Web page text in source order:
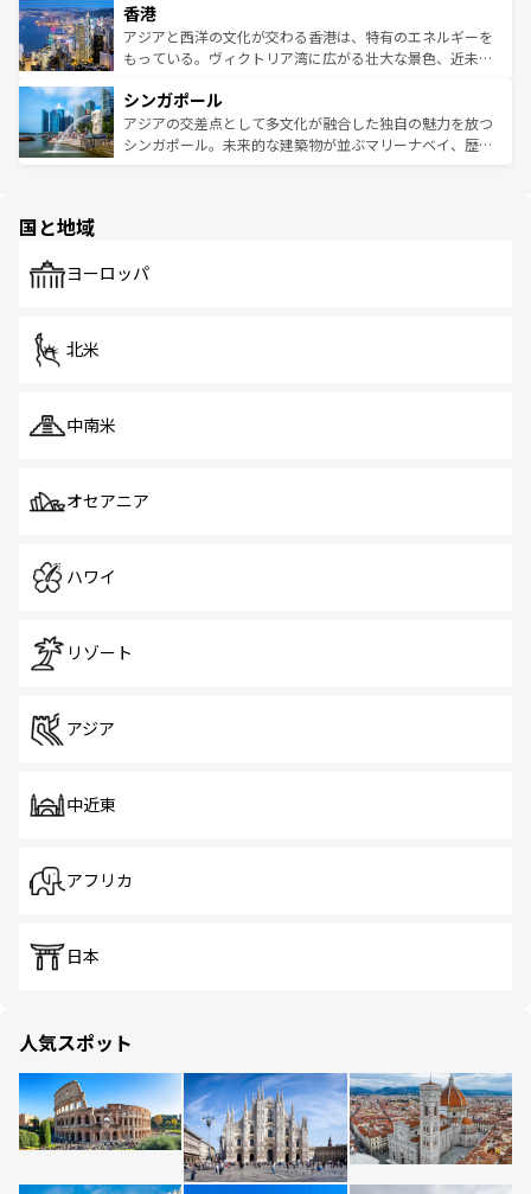
とつ。フォーやバインミー、ベトナムコーヒーなどは、ぜ
ひ現地で味わいたい。どの地域を訪れてもあたたかい人々
が旅行者を迎えてくれるので、きっと忘れられない旅にな
参照してほしい。
の活気が交差している。北部ではチェンマイなどの山岳地
帯で自然と触れ合い、南部ではプーケットやクラビの美し
いビーチでリゾート気分を楽しむことができる。タイ料理
激する。気候は一年中温暖で、どの季節にも異なる楽しみ
が待っている。親しみやすいタイの人々、仏教を中心とし
た文化、そして多様な観光資源が、訪れる旅人を魅了し続
香港
アジアと西洋の文化が交わる香港は、特有のエネルギーを
もっている。ヴィクトリア湾に広がる壮大な景色、近未来
み、どこを訪れても感動するはず。観光スポットが密集し
ており、効率よく見どころを回れるのも魅力。息をのむよ
うな絶景から文化的な体験まで、香港を存分に楽しみ尽く
シンガポール
アジアの交差点として多文化が融合した独自の魅力を放つ
シンガポール。未来的な建築物が並ぶマリーナベイ、歴史
で、ホーカーズは地元の風情を楽しめる外せないスポット
国と地域
ヨーロッパ
北米
中南米
オセアニア
ハワイ
リゾート
アジア
中近東
アフリカ
日本
人気スポット